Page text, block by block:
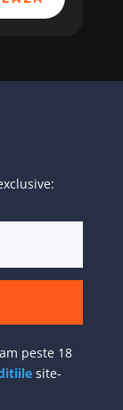
peste 18
site-